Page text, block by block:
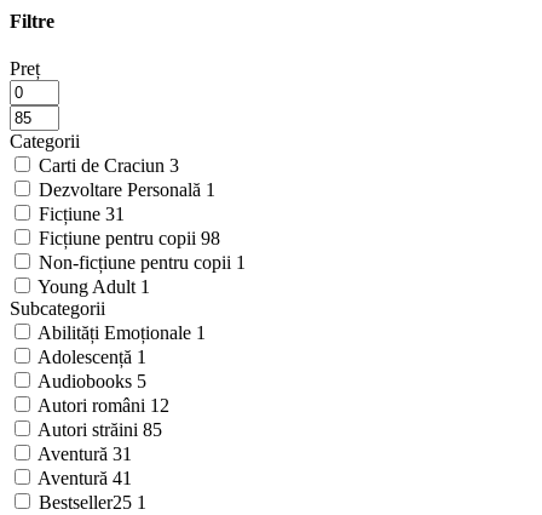
Filtre
Preț
Categorii
Carti de Craciun 3
Dezvoltare Personală 1
Ficțiune 31
Ficțiune pentru copii 98
Non-ficțiune pentru copii 1
Young Adult 1
Subcategorii
Abilități Emoționale 1
Adolescență 1
Audiobooks 5
Autori români 12
Autori străini 85
Aventură 31
Aventură 41
Bestseller25 1